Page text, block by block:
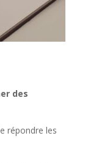
des
répondre les